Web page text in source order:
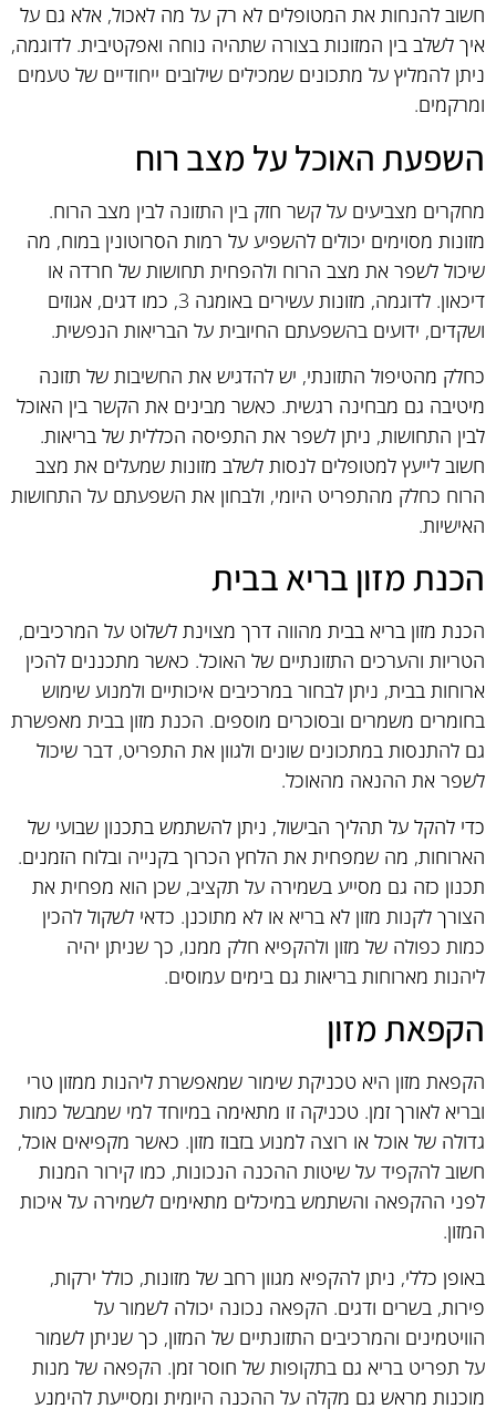
חשוב להנחות את המטופלים לא רק על מה לאכול, אלא גם על
איך לשלב בין המזונות בצורה שתהיה נוחה ואפקטיבית. לדוגמה,
ניתן להמליץ על מתכונים שמכילים שילובים ייחודיים של טעמים
ומרקמים.
השפעת האוכל על מצב רוח
מחקרים מצביעים על קשר חזק בין התזונה לבין מצב הרוח.
מזונות מסוימים יכולים להשפיע על רמות הסרוטונין במוח, מה
שיכול לשפר את מצב הרוח ולהפחית תחושות של חרדה או
דיכאון. לדוגמה, מזונות עשירים באומגה 3, כמו דגים, אגוזים
ושקדים, ידועים בהשפעתם החיובית על הבריאות הנפשית.
כחלק מהטיפול התזונתי, יש להדגיש את החשיבות של תזונה
מיטיבה גם מבחינה רגשית. כאשר מבינים את הקשר בין האוכל
לבין התחושות, ניתן לשפר את התפיסה הכללית של בריאות.
חשוב לייעץ למטופלים לנסות לשלב מזונות שמעלים את מצב
הרוח כחלק מהתפריט היומי, ולבחון את השפעתם על התחושות
האישיות.
הכנת מזון בריא בבית
הכנת מזון בריא בבית מהווה דרך מצוינת לשלוט על המרכיבים,
הטריות והערכים התזונתיים של האוכל. כאשר מתכננים להכין
ארוחות בבית, ניתן לבחור במרכיבים איכותיים ולמנוע שימוש
בחומרים משמרים ובסוכרים מוספים. הכנת מזון בבית מאפשרת
גם להתנסות במתכונים שונים ולגוון את התפריט, דבר שיכול
לשפר את ההנאה מהאוכל.
כדי להקל על תהליך הבישול, ניתן להשתמש בתכנון שבועי של
הארוחות, מה שמפחית את הלחץ הכרוך בקנייה ובלוח הזמנים.
תכנון כזה גם מסייע בשמירה על תקציב, שכן הוא מפחית את
הצורך לקנות מזון לא בריא או לא מתוכנן. כדאי לשקול להכין
כמות כפולה של מזון ולהקפיא חלק ממנו, כך שניתן יהיה
ליהנות מארוחות בריאות גם בימים עמוסים.
הקפאת מזון
הקפאת מזון היא טכניקת שימור שמאפשרת ליהנות ממזון טרי
ובריא לאורך זמן. טכניקה זו מתאימה במיוחד למי שמבשל כמות
גדולה של אוכל או רוצה למנוע בזבוז מזון. כאשר מקפיאים אוכל,
חשוב להקפיד על שיטות ההכנה הנכונות, כמו קירור המנות
לפני ההקפאה והשתמש במיכלים מתאימים לשמירה על איכות
המזון.
באופן כללי, ניתן להקפיא מגוון רחב של מזונות, כולל ירקות,
פירות, בשרים ודגים. הקפאה נכונה יכולה לשמור על
הוויטמינים והמרכיבים התזונתיים של המזון, כך שניתן לשמור
על תפריט בריא גם בתקופות של חוסר זמן. הקפאה של מנות
מוכנות מראש גם מקלה על ההכנה היומית ומסייעת להימנע